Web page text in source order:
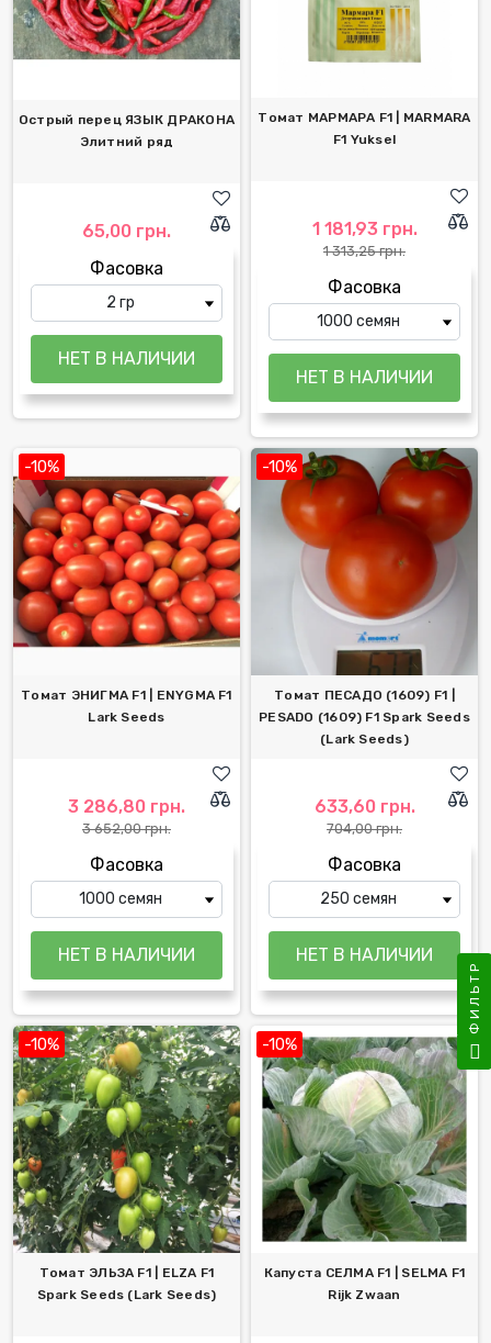
Острый перец ЯЗЫК ДРАКОНА
Элитний ряд
65,00 грн.
Фасовка
Томат МАРМАРА F1 | MARMARA
F1 Yuksel
1 181,93 грн.
1 313,25 грн.
Фасовка
-10%
Томат ЭНИГМА F1 | ENYGMA F1
Lark Seeds
3 286,80 грн.
3 652,00 грн.
Фасовка
-10%
Томат ПЕСАДО (1609) F1 |
PESADO (1609) F1 Spark Seeds
(Lark Seeds)
633,60 грн.
704,00 грн.
Фасовка
-10%
Томат ЭЛЬЗА F1 | ELZA F1
Spark Seeds (Lark Seeds)
-10%
Капуста СЕЛМА F1 | SELMA F1
Rijk Zwaan
ФИЛЬТР